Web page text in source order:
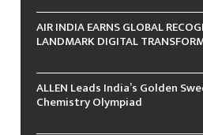
AIR INDIA EARNS GLOBAL
LANDMARK DIGITAL
ALLEN Leads India’s Golden
Chemistry Olympiad